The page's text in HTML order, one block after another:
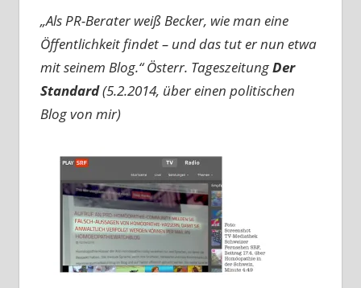
„Als PR-Berater weiß Becker, wie man eine
Öffentlichkeit findet – und das tut er nun etwa
mit seinem Blog.“Österr. TageszeitungDer
Standard(5.2.2014, über einen politischen
Blog von mir)